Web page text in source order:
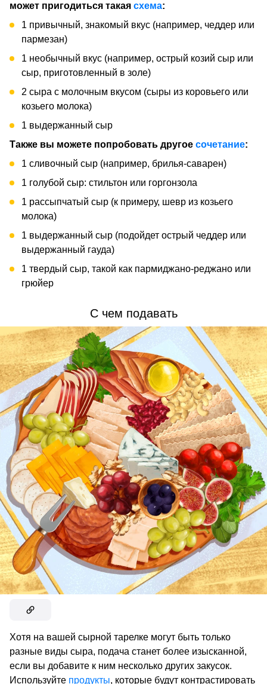
может пригодиться такая схема:
1 привычный, знакомый вкус (например, чеддер или
пармезан)
1 необычный вкус (например, острый козий сыр или
сыр, приготовленный в золе)
2 сыра с молочным вкусом (сыры из коровьего или
козьего молока)
1 выдержанный сыр
Также вы можете попробовать другое сочетание:
1 сливочный сыр (например, брилья-саварен)
1 голубой сыр: стильтон или горгонзола
1 рассыпчатый сыр (к примеру, шевр из козьего
молока)
1 выдержанный сыр (подойдет острый чеддер или
выдержанный гауда)
1 твердый сыр, такой как пармиджано-реджано или
грюйер
С чем подавать
Хотя на вашей сырной тарелке могут быть только
разные виды сыра, подача станет более изысканной,
если вы добавите к ним несколько других закусок.
Используйте продукты, которые будут контрастировать